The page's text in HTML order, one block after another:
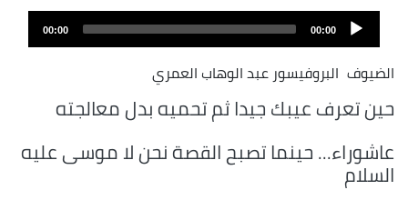
Audio
Player
00:00
00:00
الضيوف البروفيسور عبد الوهاب العمري
حين تعرف عيبك جيدا ثم تحميه بدل معالجته
عاشوراء... حينما تصبح القصة نحن لا موسى عليه
السلام